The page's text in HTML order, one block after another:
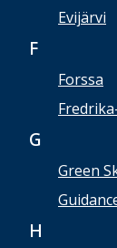
Evijärvi
F
Forssa
G
Green
H